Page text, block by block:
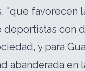
"que favorecen
deportistas con
y para
abanderada en